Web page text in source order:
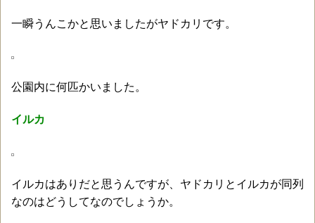
一瞬うんこかと思いましたがヤドカリです。
公園内に何匹かいました。
イルカ
イルカはありだと思うんですが、ヤドカリとイルカが同列
なのはどうしてなのでしょうか。